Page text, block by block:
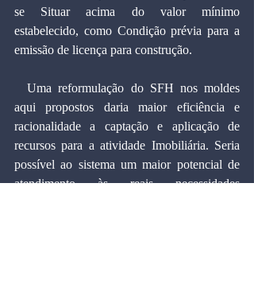
se Situar acima do valor mínimo
estabelecido, como Condição prévia para a
emissão de licença para construção.
  Uma reformulação do SFH nos moldes
aqui propostos daria maior eficiência e
racionalidade a captação e aplicação de
recursos para a atividade Imobiliária. Seria
possível ao sistema um maior potencial de
atendimento às reais necessidades